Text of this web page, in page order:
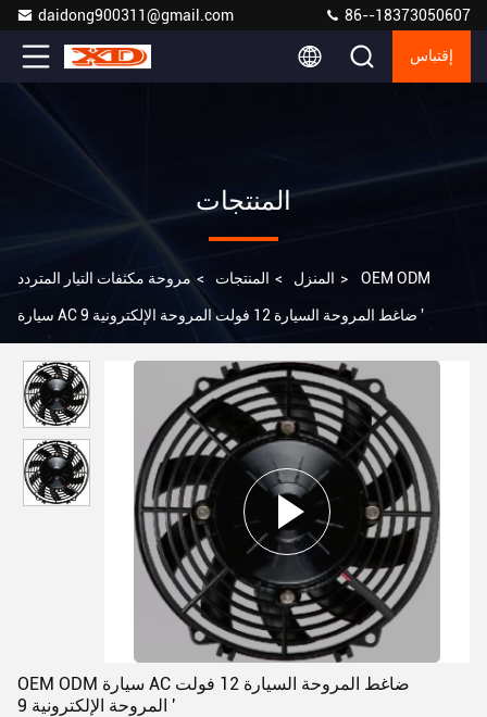
daidong900311@gmail.com 86--18373050607
إقتباس
المنتجات
المنزل > المنتجات > مروحة مكثفات التيار المتردد > OEM ODM
سيارة AC ضاغط المروحة السيارة 12 فولت المروحة الإلكترونية 9 '
OEM ODM سيارة AC ضاغط المروحة السيارة 12 فولت
المروحة الإلكترونية 9 '